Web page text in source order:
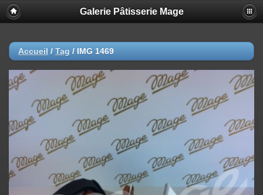
Galerie Pâtisserie Mage
Accueil / Tag / IMG 1469